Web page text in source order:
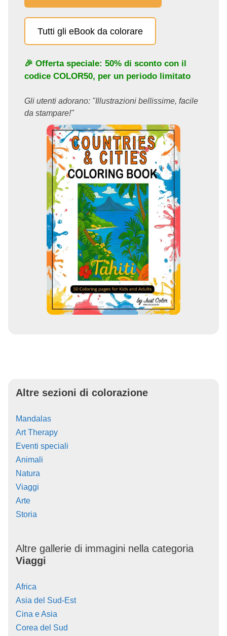
Tutti gli eBook da colorare
🎉 Offerta speciale: 50% di sconto con il
codice COLOR50, per un periodo limitato
Gli utenti adorano: "Illustrazioni bellissime, facile
da stampare!"
Altre sezioni di colorazione
Mandalas
Art Therapy
Eventi speciali
Animali
Natura
Viaggi
Arte
Storia
Altre gallerie di immagini nella categoria
Viaggi
Africa
Asia del Sud-Est
Cina e Asia
Corea del Sud